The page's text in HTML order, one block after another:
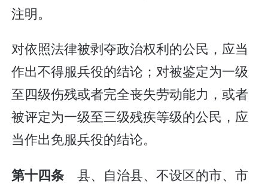
注明。
对依照法律被剥夺政治权利的公民，应当
作出不得服兵役的结论；对被鉴定为一级
至四级伤残或者完全丧失劳动能力，或者
被评定为一级至三级残疾等级的公民，应
当作出免服兵役的结论。
第十四条县、自治县、不设区的市、市